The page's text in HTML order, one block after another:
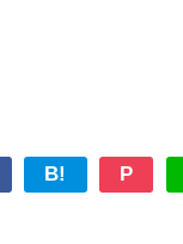
B! P